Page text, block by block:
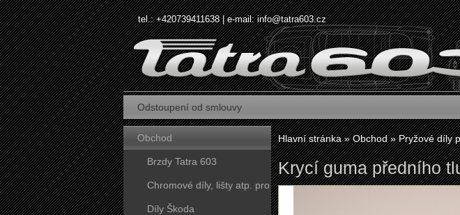
tel.: +420739411638 | e-mail:info@tatra603.cz
Odstoupení od smlouvy
Obchod
Brzdy Tatra 603
Chromové díly, lišty atp. pro
vozy Tatra 603
Díly Škoda
Hlavní stránka»Obchod»Pryžové díly
Krycí guma předního